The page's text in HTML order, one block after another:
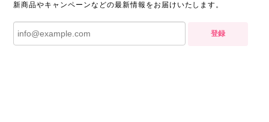
新商品やキャンペーンなどの最新情報をお届けいたします。
登録